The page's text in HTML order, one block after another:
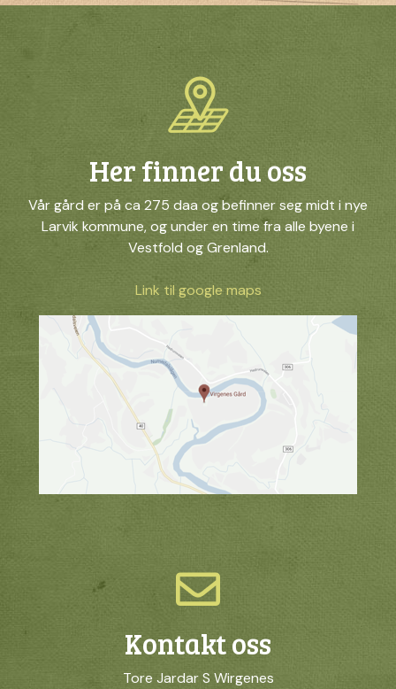
Her finner du oss
Vår gård er på ca 275 daa og befinner seg midt i nye
Larvik kommune, og under en time fra alle byene i
Vestfold og Grenland.
Link til google maps
Kontakt oss
Tore Jardar S Wirgenes